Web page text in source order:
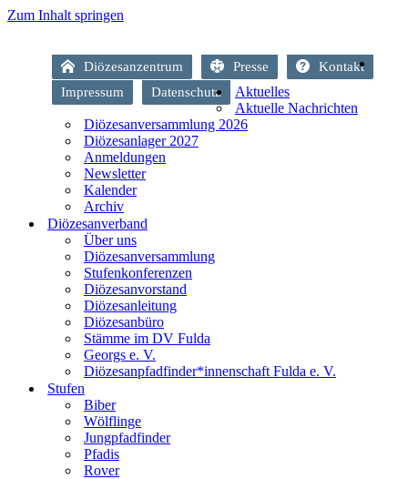
Zum Inhalt springen
Diözesanzentrum Presse
Kontakt
Impressum
Datenschutz
Aktuelles
Aktuelle Nachrichten
Diözesanversammlung 2026
Diözesanlager 2027
Anmeldungen
Newsletter
Kalender
Archiv
Diözesanverband
Über uns
Diözesanversammlung
Stufenkonferenzen
Diözesanvorstand
Diözesanleitung
Diözesanbüro
Stämme im DV Fulda
Georgs e. V.
Diözesanpfadfinder*innenschaft Fulda e. V.
Stufen
Biber
Wölflinge
Jungpfadfinder
Pfadis
Rover